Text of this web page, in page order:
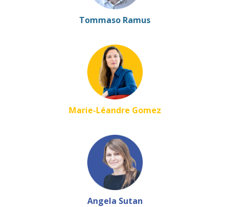
Tommaso Ramus
Marie-Léandre Gomez
Angela Sutan